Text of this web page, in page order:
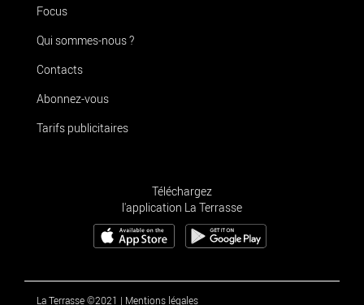
Focus
Qui sommes-nous ?
Contacts
Abonnez-vous
Tarifs publicitaires
Téléchargez
l'application La Terrasse
La Terrasse ©2021 | Mentions légales